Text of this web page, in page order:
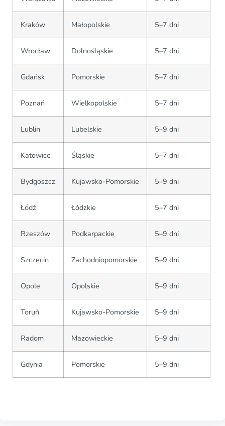
Kraków Małopolskie 5–7 dni
Wrocław Dolnośląskie 5–7 dni
Gdańsk Pomorskie 5–7 dni
Poznań Wielkopolskie 5–7 dni
Lublin Lubelskie 5–9 dni
Katowice Śląskie 5–7 dni
Bydgoszcz Kujawsko-Pomorskie 5–9 dni
Łódź Łódzkie 5–7 dni
Rzeszów Podkarpackie 5–9 dni
Szczecin Zachodniopomorskie 5–9 dni
Opole Opolskie 5–9 dni
Toruń Kujawsko-Pomorskie 5–9 dni
Radom Mazowieckie 5–9 dni
Gdynia Pomorskie 5–9 dni